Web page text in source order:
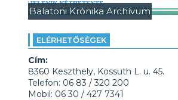
Balatoni Krónika Archívum
ELÉRHETŐSÉGEK
Cím:
8360 Keszthely, Kossuth L. u. 45.
Telefon: 06 83 / 320 200
Mobil: 06 30 / 427 7341